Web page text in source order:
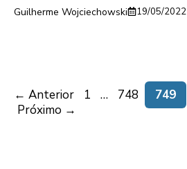
Guilherme Wojciechowski 19/05/2022
← Anterior Page
1 … Page
748 Page
749
Próximo →